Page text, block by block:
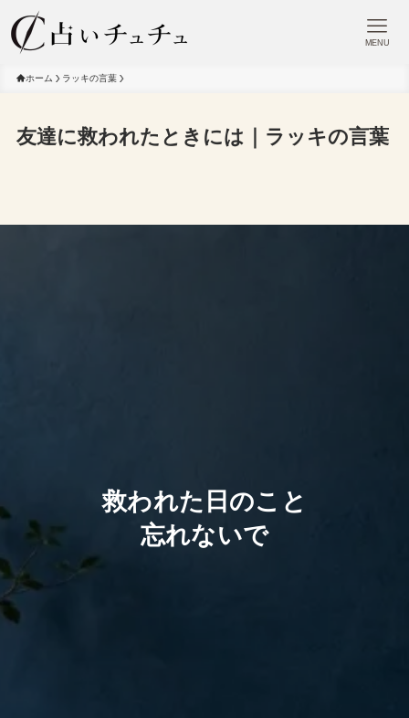
MENU
ホーム ラッキの言葉
友達に救われたときには｜ラッキの言葉
救われた日のこと
忘れないで